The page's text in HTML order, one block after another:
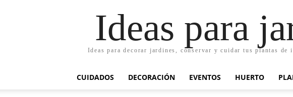
Ideas para
Ideas para decorar jardines, conservar y cuidar tus plantas
CUIDADOS DECORACIÓN EVENTOS HUERTO